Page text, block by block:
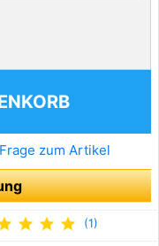
Frage zum Artikel
star star star (1)